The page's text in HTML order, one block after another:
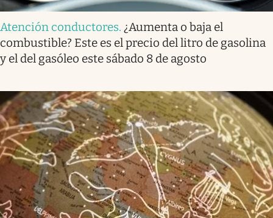
Atención conductores. ¿Aumenta o baja el
combustible? Este es el precio del litro de gasolina
y el del gasóleo este sábado 8 de agosto